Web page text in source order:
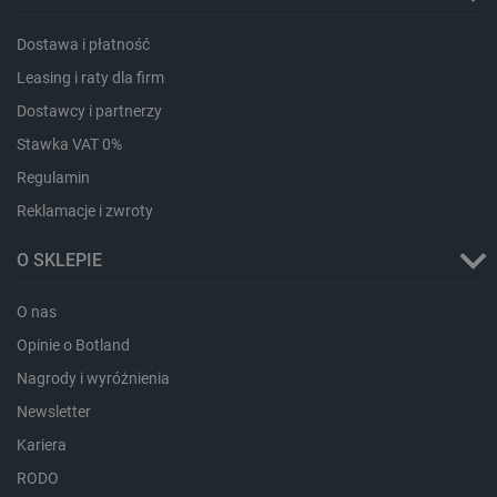
Dostawa i płatność
Leasing i raty dla firm
Dostawcy i partnerzy
Stawka VAT 0%
Regulamin
Reklamacje i zwroty
O SKLEPIE
O nas
Opinie o Botland
Nagrody i wyróżnienia
Newsletter
Kariera
RODO
_smvs